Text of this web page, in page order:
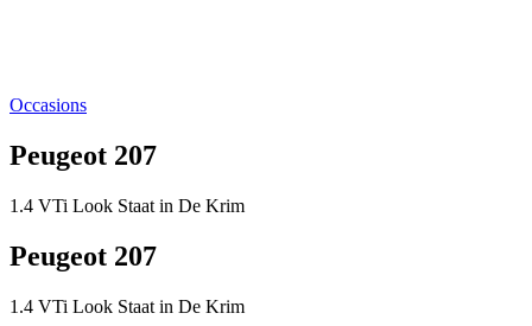
Occasions
Peugeot 207
1.4 VTi Look Staat in De Krim
Peugeot 207
1.4 VTi Look Staat in De Krim